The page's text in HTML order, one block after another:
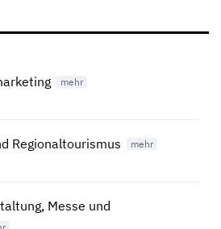
Regionaltourismus
Messe und